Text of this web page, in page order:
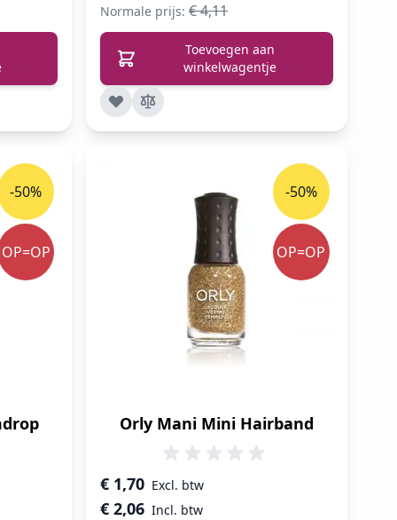
Normale prijs: € 4,11
Toevoegen aan
winkelwagentje
-50%
OP=OP
Orly Mani Mini Hairband
Speciale prijs
€ 2,06
€ 1,70
-50%
OP=OP